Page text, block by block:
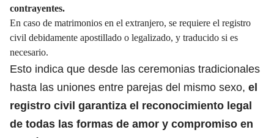
contrayentes.
En caso de matrimonios en el extranjero, se requiere el registro
civil debidamente apostillado o legalizado, y traducido si es
necesario.
Esto indica que desde las ceremonias tradicionales
hasta las uniones entre parejas del mismo sexo, el
registro civil garantiza el reconocimiento legal
de todas las formas de amor y compromiso en